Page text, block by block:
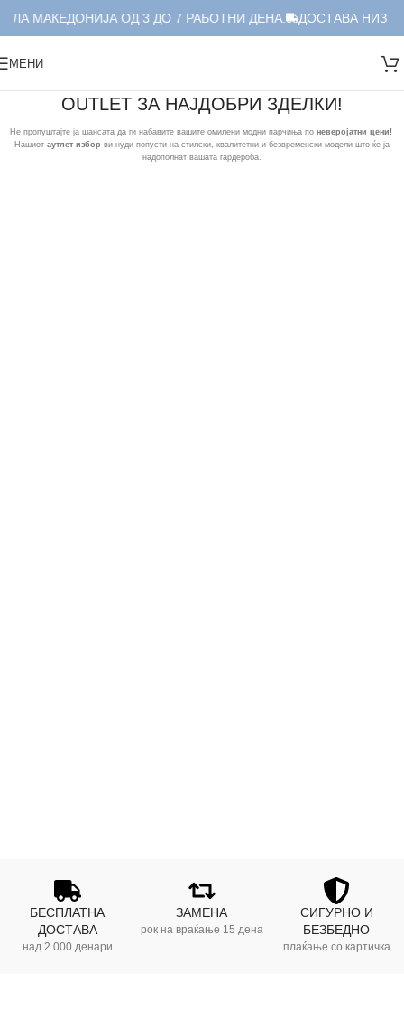
МАКЕДОНИЈА ОД 3 ДО 7 РАБОТНИ ДЕНА. ДОСТАВА НИЗ
МЕНИ
OUTLET ЗА НАЈДОБРИ ЗДЕЛКИ!
Не пропуштајте ја шансата да ги набавите вашите омилени модни парчиња по неверојатни цени!
Нашиот аутлет избор ви нуди попусти на стилски, квалитетни и безвременски модели што ќе ја
надополнат вашата гардероба.
БЕСПЛАТНА
ДОСТАВА
над 2.000 денари
ЗАМЕНА
рок на враќање 15 дена
СИГУРНО И
БЕЗБЕДНО
плаќање со картичка